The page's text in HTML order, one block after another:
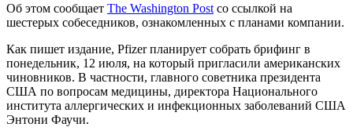
Об этом сообщает The Washington Post со ссылкой на
шестерых собеседников, ознакомленных с планами компании.
Как пишет издание, Pfizer планирует собрать брифинг в
понедельник, 12 июля, на который пригласили американских
чиновников. В частности, главного советника президента
США по вопросам медицины, директора Национального
института аллергических и инфекционных заболеваний США
Энтони Фаучи.